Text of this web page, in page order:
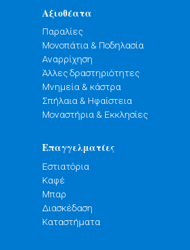
Αξιοθέατα
Παραλίες
Μονοπάτια & Ποδηλασία
Αναρρίχηση
Άλλες δραστηριότητες
Μνημεία & κάστρα
Σπήλαια & Ηφαίστεια
Μοναστήρια & Εκκλησίες
Επαγγελματίες
Εστιατόρια
Καφέ
Μπαρ
Διασκέδαση
Καταστήματα